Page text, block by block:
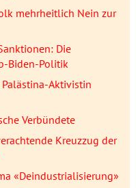
mehrheitlich Nein zur
Die
Biden-Politik
Aktivistin
Verbündete
Kreuzzug der
«Deindustrialisierung»